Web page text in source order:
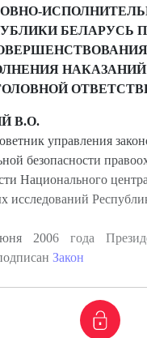
БЕЛАРУСЬ
В.О.
управления
безопасности
Национального
исследований
2006 года
Закон